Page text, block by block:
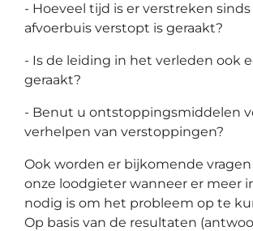
- Hoeveel tijd is er verstreken sinds
afvoerbuis verstopt is geraakt?
- Is de leiding in het verleden ook
geraakt?
- Benut u ontstoppingsmiddelen
verhelpen van verstoppingen?
Ook worden er bijkomende
onze loodgieter wanneer er meer
nodig is om het probleem op te
Op basis van de resultaten